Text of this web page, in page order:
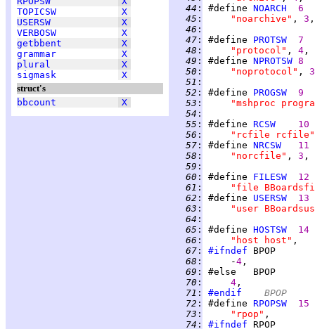
TOPICSW
X
USERSW
X
VERBOSW
X
getbbent
X
grammar
X
plural
X
sigmask
X
struct's
bbcount
X
  44
: #define NOARCH
6
  45
: "noarchive" , 3
  46
:
  47
: #define PROTSW
7
  48
: "protocol" , 4
  49
: #define NPROTSW 8
  50
: "noprotocol" , 3
  51
:
  52
: #define PROGSW
9
  53
:
"mshproc
  54
:
  55
: #define RCSW
10
  56
:
"rcfile rcfile"
  57
: #define NRCSW
11
  58
: "norcfile" , 3
  59
:
  60
: #define FILESW
12
  61
:
"file
  62
: #define USERSW
13
  63
:
"user
  64
:
  65
: #define HOSTSW
14
  66
: "host host"
  67
: #ifndef
  68
:
     -
4
  69
:
  70
: 4
  71
: #endif
	BPOP
  72
: #define RPOPSW
15
  73
: "rpop"
  74
: #ifndef